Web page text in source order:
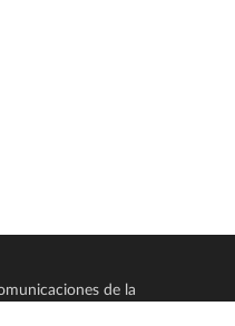
de la